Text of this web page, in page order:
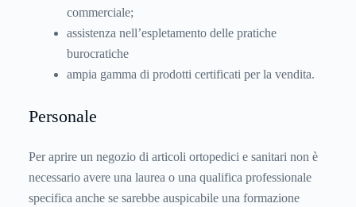
commerciale;
assistenza nell’espletamento delle pratiche
burocratiche
ampia gamma di prodotti certificati per la vendita.
Personale
Per aprire un negozio di articoli ortopedici e sanitari non è
necessario avere una laurea o una qualifica professionale
specifica anche se sarebbe auspicabile una formazione